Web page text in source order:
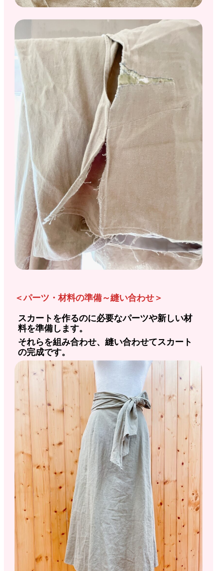
＜パーツ・材料の準備～縫い合わせ＞
スカートを作るのに必要なパーツや新しい材
料を準備します。
それらを組み合わせ、縫い合わせてスカート
の完成です。